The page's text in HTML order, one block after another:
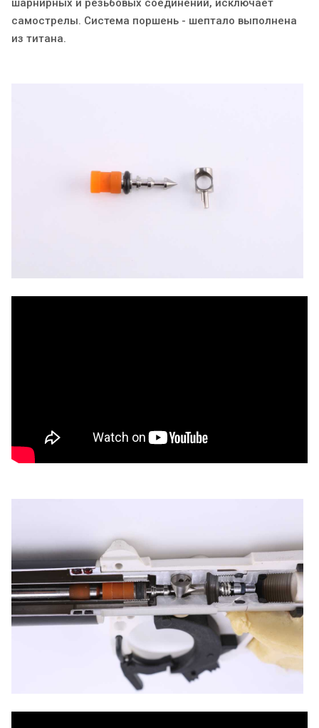
шарнирных и резьбовых соединений, исключает
самострелы. Система поршень - шептало выполнена
из титана.